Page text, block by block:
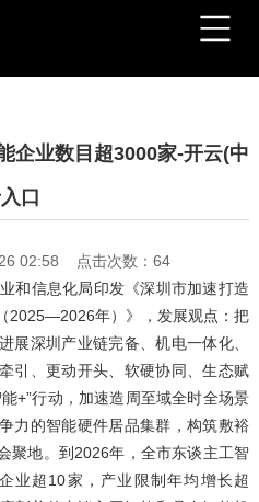
企业数目超3000家-开云(中
口
02:58 点击次数：64
信息化局印发《深圳市加速打造
2025—2026年）》，发展观点：把
展深圳产业链完备、机电一体化、
引、更动开头、软硬协同、生态赋
+”行动，加速造周至域全时全场景
力的智能硬件居品集群，构筑敷裕
聚地。到2026年，全市东谈主工智
业超10家，产业限制年均增长超